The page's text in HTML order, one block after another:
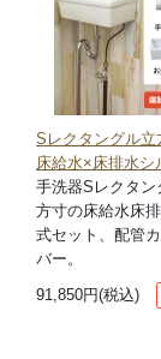
Sレクタングル
床給水×床排水シ
手洗器Sレクタン
方寸の床給水床
式セット、配管
バー。
91,850円(税込)